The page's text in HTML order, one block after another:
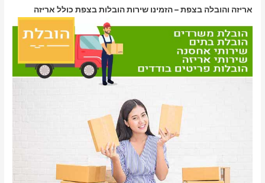
אריזה והובלה בצפת – הזמינו שירות הובלות בצפת כולל אריזה